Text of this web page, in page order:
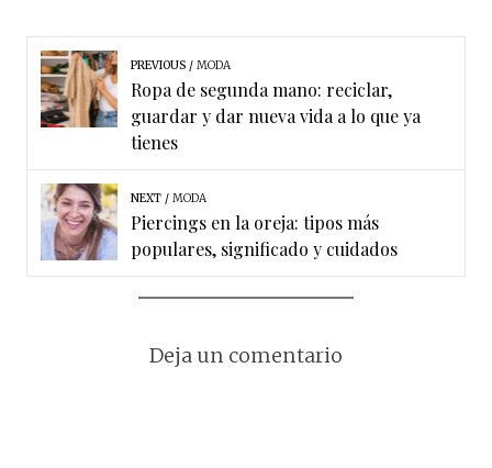
PREVIOUS MODA
Ropa de segunda mano: reciclar,
guardar y dar nueva vida a lo que ya
tienes
NEXT MODA
Piercings en la oreja: tipos más
populares, significado y cuidados
Deja un comentario